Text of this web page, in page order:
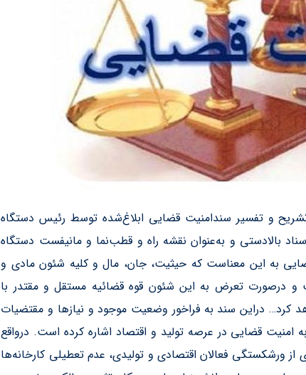
و تفسیر سندامنیت قضایی ابلاغ‌شده توسط رئیس دستگاه
بالادستی و به‌عنوان نقشه راه و قطب‌نما و مانیفست دستگاه
به این معناست که حیثیت، جان، مال و کلیه شئون مادی و
تعرض به این شئون قوه قضائیه مستقل و مقتدر با
دراین سند به فراخور وضعیت موجود و نیازها و مقتضيات
امنیت قضایی در عرصه تولید و اقتصاد اشاره کرده است. درواقع
ورشکستگی فعالان اقتصادی و تولیدی، عدم تعطیلی کارخانه‌ها